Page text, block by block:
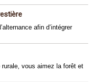
afin d’intégrer
vous aimez la forêt et